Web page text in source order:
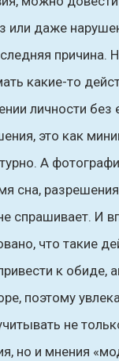
или даже
причина.
какие-то
личности без
это как
А
сна,
спрашивает. И
что такие
к обиде,
поэтому
не
но и мнения